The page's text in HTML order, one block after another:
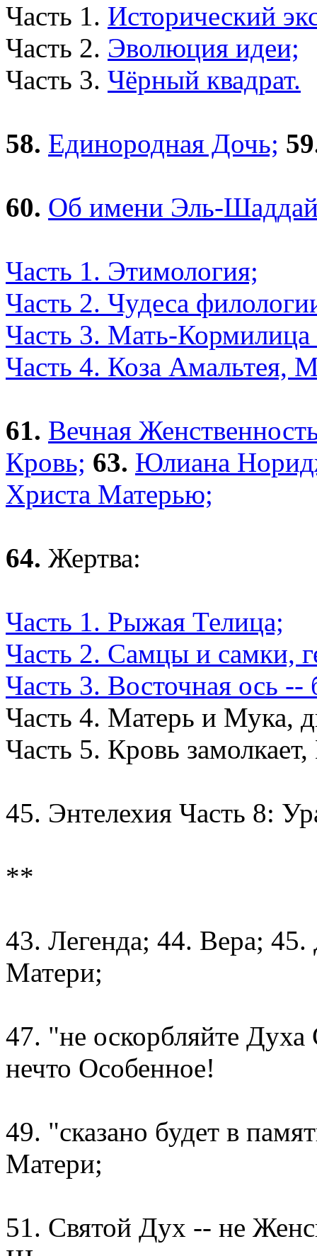
Часть 1. Исторический
Часть 2. Эволюция идеи;
Часть 3. Чёрный квадрат.
58. Единородная Дочь;
60. Об имени Эль-
Часть 1. Этимология;
Часть 2. Чудеса
Часть 3. Мать-Кормилица
Часть 4. Коза Амальтея,
61. Вечная
Кровь; 63. Юлиана
Христа Матерью;
64. Жертва:
Часть 1. Рыжая Телица;
Часть 2. Самцы и самки,
Часть 3. Восточная ось
Часть 4. Матерь и Мука,
Часть 5. Кровь
45. Энтелехия Часть 8:
**
43. Легенда; 44. Вера;
Матери;
47. "не оскорбляйте
нечто Особенное!
49. "сказано будет в
Матери;
51. Святой Дух -- не